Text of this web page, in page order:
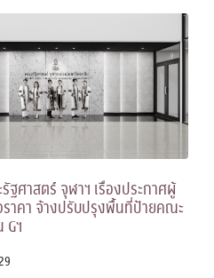
ฐศาสตร์ จุฬาฯ เรื่องประกาศผู้
ราคา จ้างปรับปรุงพื้นที่ป้ายคณะ
ฯ